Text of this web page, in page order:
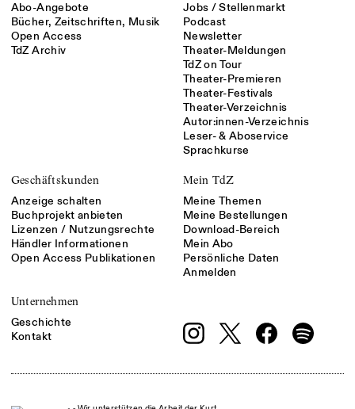
Abo-Angebote
Bücher, Zeitschriften, Musik
Open Access
TdZ Archiv
Jobs / Stellenmarkt
Podcast
Newsletter
Theater-Meldungen
TdZ on Tour
Theater-Premieren
Theater-Festivals
Theater-Verzeichnis
Autor:innen-Verzeichnis
Leser- & Aboservice
Sprachkurse
Geschäftskunden
Anzeige schalten
Buchprojekt anbieten
Lizenzen / Nutzungsrechte
Händler Informationen
Open Access Publikationen
Mein TdZ
Meine Themen
Meine Bestellungen
Download-Bereich
Mein Abo
Persönliche Daten
Anmelden
Unternehmen
Geschichte
Kontakt